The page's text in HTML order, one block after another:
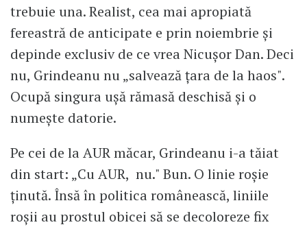
trebuie una. Realist, cea mai apropiată
fereastră de anticipate e prin noiembrie și
depinde exclusiv de ce vrea Nicușor Dan. Deci
nu, Grindeanu nu „salvează țara de la haos".
Ocupă singura ușă rămasă deschisă și o
numește datorie.
Pe cei de la AUR măcar, Grindeanu i-a tăiat
din start: „Cu AUR, nu." Bun. O linie roșie
ținută. Însă în politica românească, liniile
roșii au prostul obicei să se decoloreze fix